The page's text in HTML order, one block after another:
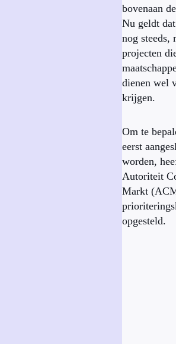
bovenaan
Nu geldt
nog steeds,
projecten
dienen wel
krijgen.
Om te
eerst
worden,
Autoriteit
Markt
opgesteld.